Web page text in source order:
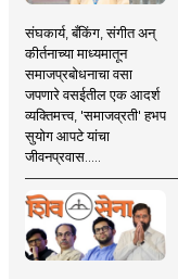
संघकार्य, बँकिंग, संगीत अन्
कीर्तनाच्या माध्यमातून
समाजप्रबोधनाचा वसा
जपणारे वसईतील एक आदर्श
व्यक्तिमत्त्व, 'समाजव्रती' हभप
सुयोग आपटे यांचा
जीवनप्रवास.....